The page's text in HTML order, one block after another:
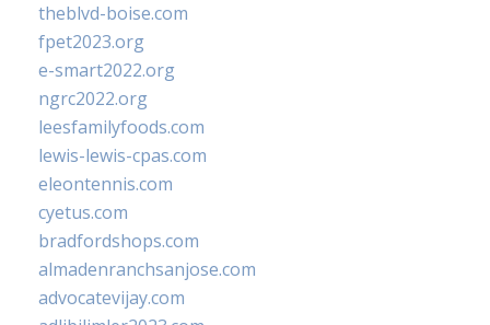
theblvd-boise.com
fpet2023.org
e-smart2022.org
ngrc2022.org
leesfamilyfoods.com
lewis-lewis-cpas.com
eleontennis.com
cyetus.com
bradfordshops.com
almadenranchsanjose.com
advocatevijay.com